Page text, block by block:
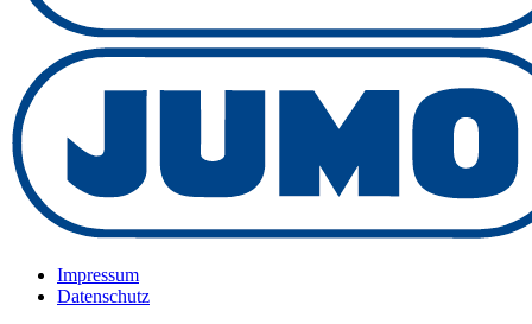
Impressum
Datenschutz